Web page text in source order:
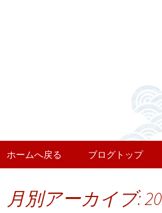
えび荷
コンテンツへ移動
ホームへ戻る ブログトップ
月別アーカイブ: